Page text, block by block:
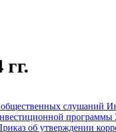
слушаний
программы
об утверждении